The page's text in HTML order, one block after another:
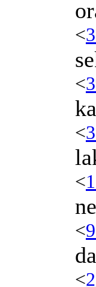
<
<
<
<
<
<